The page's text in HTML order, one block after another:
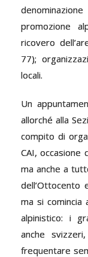
promozione
ricovero
77);
locali.
Un
allorché alla
compito di
CAI, occasione
ma anche a
dell’Ottocento
ma si comincia
alpinistico: i
anche
frequentare